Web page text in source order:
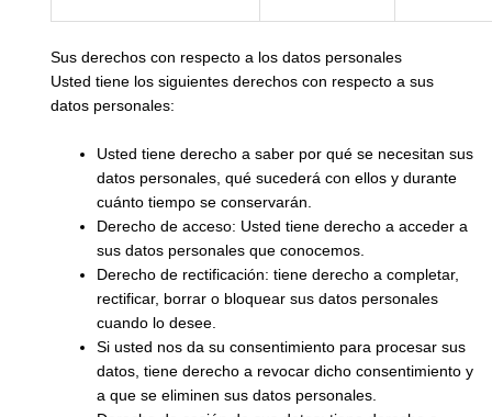
Sus derechos con respecto a los datos personales
Usted tiene los siguientes derechos con respecto a sus
datos personales:
Usted tiene derecho a saber por qué se necesitan sus
datos personales, qué sucederá con ellos y durante
cuánto tiempo se conservarán.
Derecho de acceso: Usted tiene derecho a acceder a
sus datos personales que conocemos.
Derecho de rectificación: tiene derecho a completar,
rectificar, borrar o bloquear sus datos personales
cuando lo desee.
Si usted nos da su consentimiento para procesar sus
datos, tiene derecho a revocar dicho consentimiento y
a que se eliminen sus datos personales.